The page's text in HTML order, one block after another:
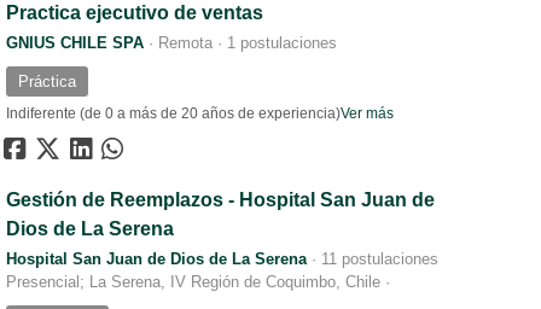
Practica ejecutivo de ventas
GNIUS CHILE SPA · Remota · 1 postulaciones
Práctica
Indiferente (de 0 a más de 20 años de experiencia)Ver más
Gestión de Reemplazos - Hospital San Juan de
Dios de La Serena
Hospital San Juan de Dios de La Serena ·
Presencial; La Serena, IV Región de Coquimbo, Chile ·
11 postulaciones